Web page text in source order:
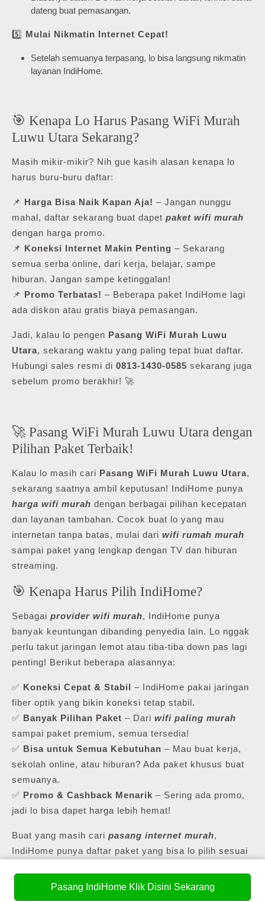
dateng buat pemasangan.
5️⃣ Mulai Nikmatin Internet Cepat!
Setelah semuanya terpasang, lo bisa langsung nikmatin
layanan IndiHome.
🎯 Kenapa Lo Harus Pasang WiFi Murah
Luwu Utara Sekarang?
Masih mikir-mikir? Nih gue kasih alasan kenapa lo
harus buru-buru daftar:
📌 Harga Bisa Naik Kapan Aja! – Jangan nunggu
mahal, daftar sekarang buat dapet paket wifi murah
dengan harga promo.
📌 Koneksi Internet Makin Penting – Sekarang
semua serba online, dari kerja, belajar, sampe
hiburan. Jangan sampe ketinggalan!
📌 Promo Terbatas! – Beberapa paket IndiHome lagi
ada diskon atau gratis biaya pemasangan.
Jadi, kalau lo pengen Pasang WiFi Murah Luwu
Utara, sekarang waktu yang paling tepat buat daftar.
Hubungi sales resmi di 0813-1430-0585 sekarang juga
sebelum promo berakhir! 🚀
🚀 Pasang WiFi Murah Luwu Utara dengan
Pilihan Paket Terbaik!
Kalau lo masih cari Pasang WiFi Murah Luwu Utara,
sekarang saatnya ambil keputusan! IndiHome punya
harga wifi murah dengan berbagai pilihan kecepatan
dan layanan tambahan. Cocok buat lo yang mau
internetan tanpa batas, mulai dari wifi rumah murah
sampai paket yang lengkap dengan TV dan hiburan
streaming.
🎯 Kenapa Harus Pilih IndiHome?
Sebagai provider wifi murah, IndiHome punya
banyak keuntungan dibanding penyedia lain. Lo nggak
perlu takut jaringan lemot atau tiba-tiba down pas lagi
penting! Berikut beberapa alasannya:
✅ Koneksi Cepat & Stabil – IndiHome pakai jaringan
fiber optik yang bikin koneksi tetap stabil.
✅ Banyak Pilihan Paket – Dari wifi paling murah
sampai paket premium, semua tersedia!
✅ Bisa untuk Semua Kebutuhan – Mau buat kerja,
sekolah online, atau hiburan? Ada paket khusus buat
semuanya.
✅ Promo & Cashback Menarik – Sering ada promo,
jadi lo bisa dapet harga lebih hemat!
Buat yang masih cari pasang internet murah,
IndiHome punya daftar paket yang bisa lo pilih sesuai
Pasang IndiHome Klik Disini Sekarang